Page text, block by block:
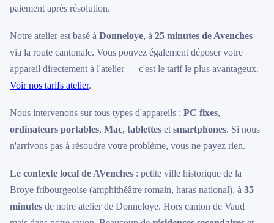
paiement après résolution.
Notre atelier est basé à Donneloye, à 25 minutes de Avenches
via la route cantonale. Vous pouvez également déposer votre
appareil directement à l'atelier — c'est le tarif le plus avantageux.
Voir nos tarifs atelier.
Nous intervenons sur tous types d'appareils : PC fixes,
ordinateurs portables, Mac, tablettes et smartphones. Si nous
n'arrivons pas à résoudre votre problème, vous ne payez rien.
Le contexte local de AVenches : petite ville historique de la
Broye fribourgeoise (amphithéâtre romain, haras national), à 35
minutes de notre atelier de Donneloye. Hors canton de Vaud